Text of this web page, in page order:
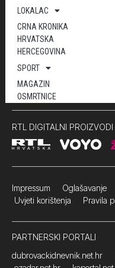
LOKALAC
CRNA KRONIKA
HRVATSKA
HERCEGOVINA
SPORT
MAGAZIN
OSMRTNICE
RTL DIGITALNI PROIZVODI
Impressum Oglašavanje
Uvjeti korištenja Pravila
PARTNERSKI PORTALI
dubrovackidnevnik.net.hr